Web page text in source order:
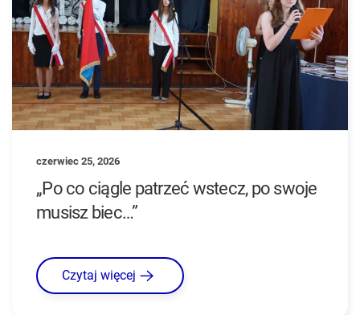
czerwiec 25, 2026
„Po co ciągle patrzeć wstecz, po swoje
musisz biec…”
Czytaj więcej